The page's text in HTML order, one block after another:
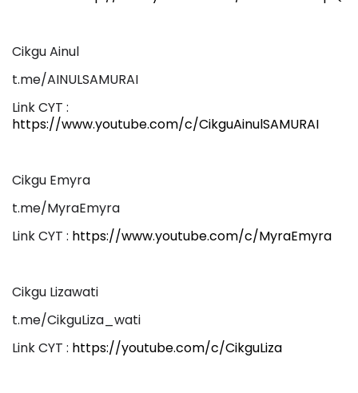
Cikgu Ainul
t.me/AINULSAMURAI
Link CYT :
https://www.youtube.com/c/CikguAinulSAMURAI
Cikgu Emyra
t.me/MyraEmyra
Link CYT : https://www.youtube.com/c/MyraEmyra
Cikgu Lizawati
t.me/CikguLiza_wati
Link CYT : https://youtube.com/c/CikguLiza